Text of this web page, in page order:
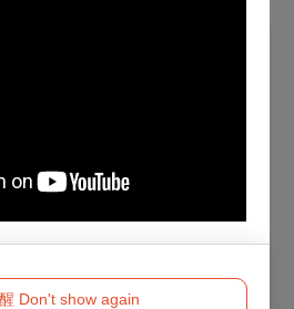
Don't show again
網站與App 使用100點以上文化
為止。
須為符合當年度文化幣發放資
者之有效身分證件（身分證或健